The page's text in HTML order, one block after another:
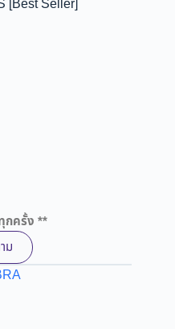
[Best Seller]
กครั้ง **
ม